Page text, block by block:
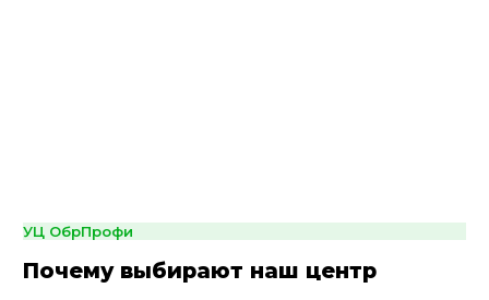
УЦ ОбрПрофи
Почему выбирают наш центр